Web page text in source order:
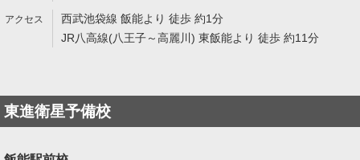
西武池袋線 飯能より 徒歩 約1分
JR八高線(八王子～高麗川) 東飯能より 徒歩 約11分
東進衛星予備校